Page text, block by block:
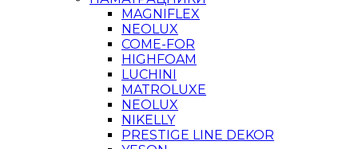
MAGNIFLEX
NEOLUX
COME-FOR
HIGHFOAM
LUCHINI
MATROLUXE
NEOLUX
NIKELLY
PRESTIGE LINE DEKOR